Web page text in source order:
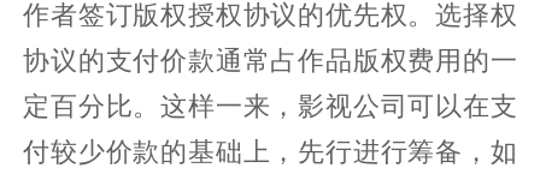
作者签订版权授权协议的优先权。选择权
协议的支付价款通常占作品版权费用的一
定百分比。这样一来，影视公司可以在支
付较少价款的基础上，先行进行筹备，如